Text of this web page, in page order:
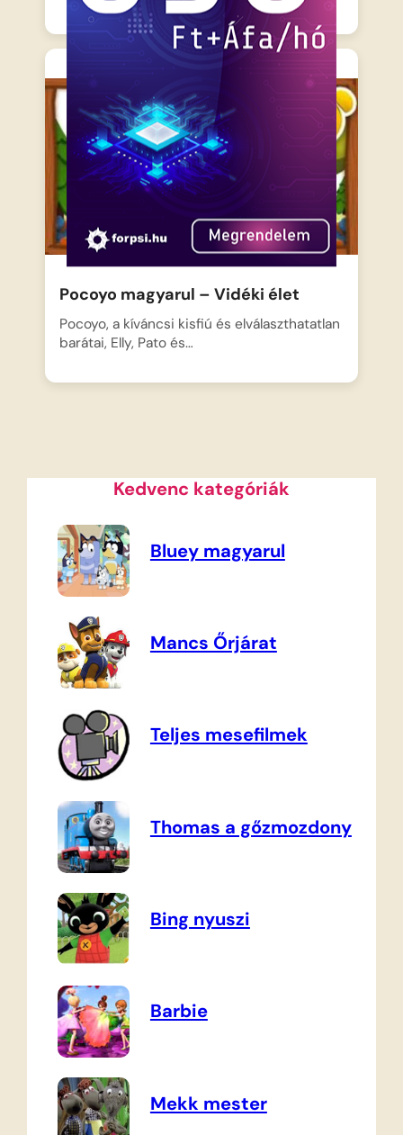
Pocoyo magyarul – Vidéki élet
Pocoyo, a kíváncsi kisfiú és elválaszthatatlan
barátai, Elly, Pato és…
Kedvenc kategóriák
Bluey magyarul
Mancs Őrjárat
Teljes mesefilmek
Thomas a gőzmozdony
Bing nyuszi
Barbie
Mekk mester